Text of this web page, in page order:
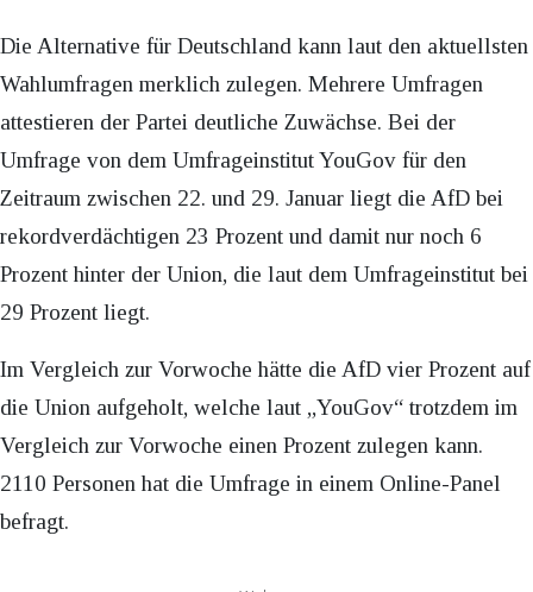
Die Alternative für Deutschland kann laut den aktuellsten
Wahlumfragen merklich zulegen. Mehrere Umfragen
attestieren der Partei deutliche Zuwächse. Bei der
Umfrage von dem Umfrageinstitut YouGov für den
Zeitraum zwischen 22. und 29. Januar liegt die AfD bei
rekordverdächtigen 23 Prozent und damit nur noch 6
Prozent hinter der Union, die laut dem Umfrageinstitut bei
29 Prozent liegt.
Im Vergleich zur Vorwoche hätte die AfD vier Prozent auf
die Union aufgeholt, welche laut „YouGov“ trotzdem im
Vergleich zur Vorwoche einen Prozent zulegen kann.
2110 Personen hat die Umfrage in einem Online-Panel
befragt.